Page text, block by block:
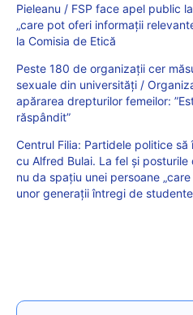
Pieleanu / FSP face apel public
„care pot oferi informații
la Comisia de Etică
Peste 180 de organizații cer
sexuale din universități /
apărarea drepturilor femeilor:
răspândit”
Centrul Filia: Partidele politice
cu Alfred Bulai. La fel și
nu da spațiu unei persoane
unor generații întregi de